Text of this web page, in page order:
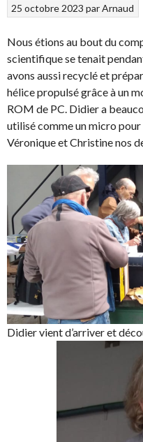
25 octobre 2023 parArnaud
Nous étions au bout du
scientifique se tenait
avons aussi recyclé et
hélice propulsé grâce à un
ROM de PC. Didier a
utilisé comme un micro
Véronique et Christine nos
Didier vient d’arriver et